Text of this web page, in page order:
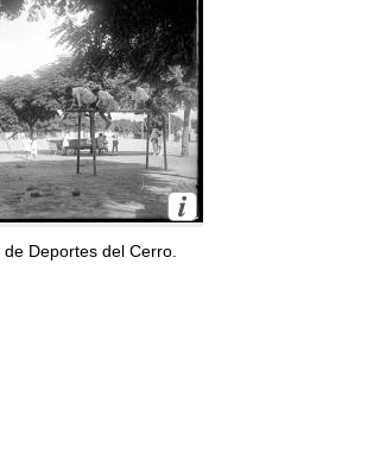
de Deportes del Cerro.